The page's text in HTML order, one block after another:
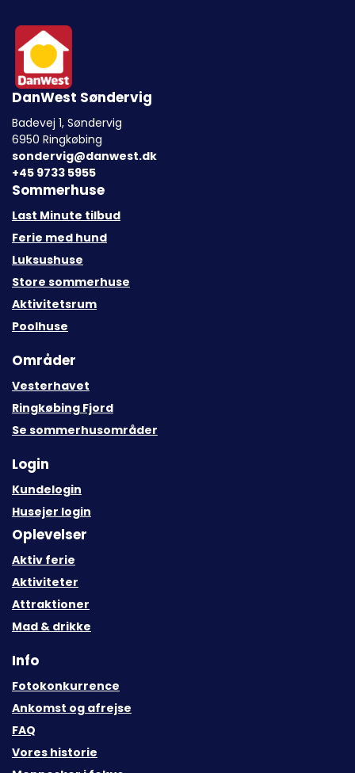
DanWest Søndervig
Badevej 1, Søndervig
6950 Ringkøbing
sondervig@danwest.dk
+45 9733 5955
Sommerhuse
Last Minute tilbud
Ferie med hund
Luksushuse
Store sommerhuse
Aktivitetsrum
Poolhuse
Områder
Vesterhavet
Ringkøbing Fjord
Se sommerhusområder
Login
Kundelogin
Husejer login
Oplevelser
Aktiv ferie
Aktiviteter
Attraktioner
Mad & drikke
Info
Fotokonkurrence
Ankomst og afrejse
FAQ
Vores historie